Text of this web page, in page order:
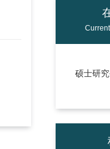
硕士研